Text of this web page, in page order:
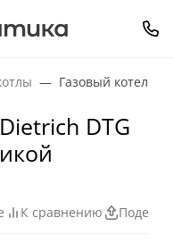
Газовый котел
DTG
К сравнению